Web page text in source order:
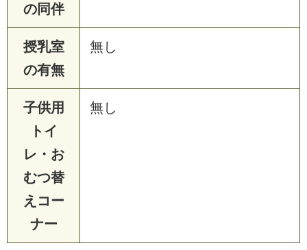
の同伴
授乳室
の有無
無し
子供用
トイ
レ・お
むつ替
えコー
ナー
無し